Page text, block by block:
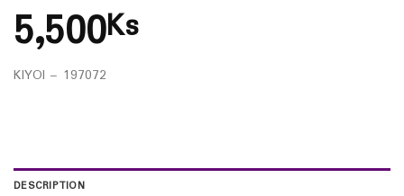
5,500Ks
KIYOI – 197072
DESCRIPTION